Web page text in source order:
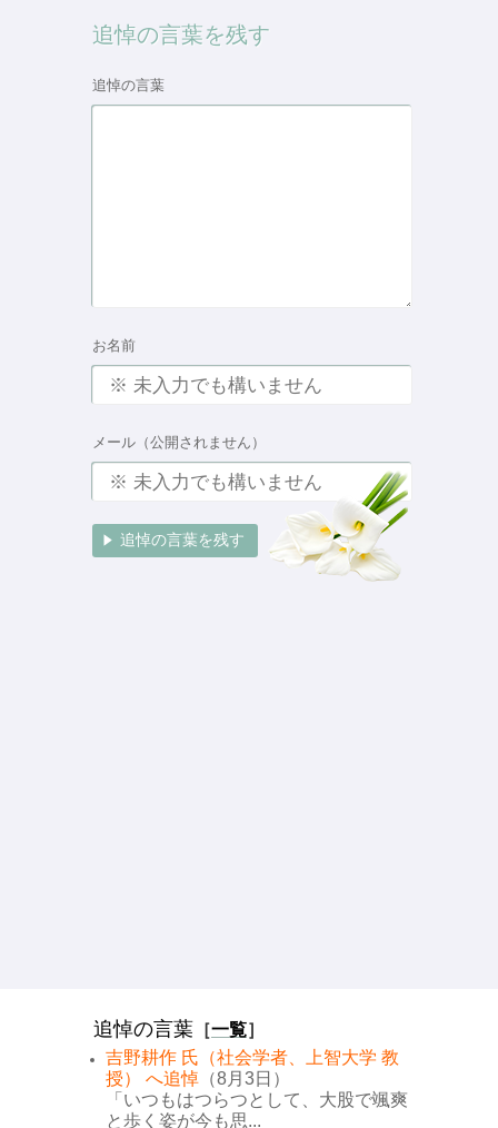
追悼の言葉を残す
追悼の言葉
お名前
メール（公開されません）
追悼の言葉 ［一覧］
吉野耕作 氏（社会学者、上智大学 教
授） へ追悼 （8月3日）
「いつもはつらつとして、大股で颯爽
と歩く姿が今も思...